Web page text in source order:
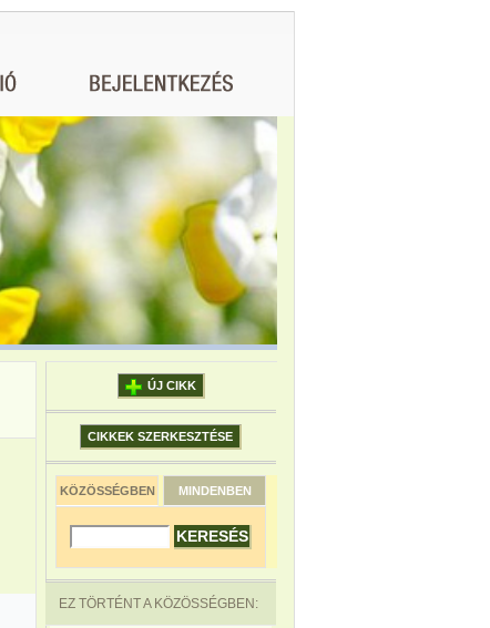
ÚJ CIKK
CIKKEK SZERKESZTÉSE
KÖZÖSSÉGBEN MINDENBEN
EZ TÖRTÉNT A KÖZÖSSÉGBEN: